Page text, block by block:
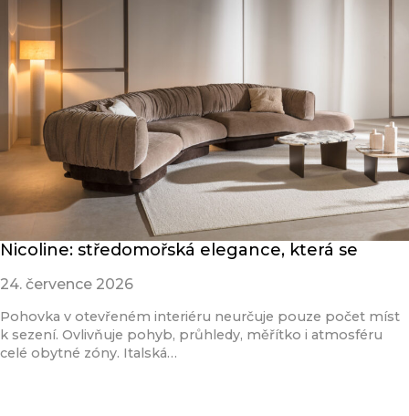
Nicoline: středomořská elegance, která se
24. července 2026
Pohovka v otevřeném interiéru neurčuje pouze počet míst
k sezení. Ovlivňuje pohyb, průhledy, měřítko i atmosféru
celé obytné zóny. Italská…